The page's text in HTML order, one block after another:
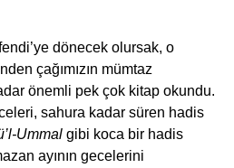
dönecek olursak, o
çağımızın mümtaz
önemli pek çok kitap okundu.
sahura kadar süren hadis
Ummal gibi koca bir hadis
ayının gecelerini